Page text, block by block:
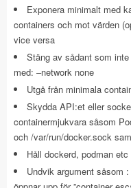
Exponera minimalt med
containers och mot värden
vice versa
Stäng av sådant som
med: –network none
Utgå från minimala
Skydda API:et eller
containermjukvara såsom
och /var/run/docker.sock
Håll dockerd, podman
Undvik argument såsom